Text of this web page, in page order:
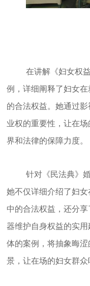
在讲解《妇女权
例，详细阐释了妇女
的合法权益。她通过
业权的重要性，让在
界和法律的保障力度。
针对《民法典》
她不仅详细介绍了妇
中的合法权益，还分
器维护自身权益的实
体的案例，将抽象晦
景，让在场的妇女群众